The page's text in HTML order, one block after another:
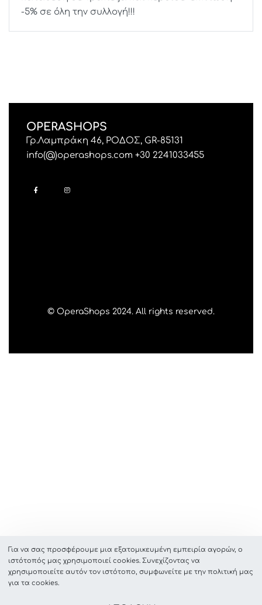
-5% σε όλη την συλλογή!!!
OPERASHOPS
Γρ.Λαμπράκη 46, ΡΟΔΟΣ, GR-85131
info(@)operashops.com +30 2241033455
© OperaShops 2024. All rights reserved.
Για να σας προσφέρουμε μια εξατομικευμένη εμπειρία αγορών, ο
ιστότοπός μας χρησιμοποιεί cookies. Συνεχίζοντας να
χρησιμοποιείτε αυτόν τον ιστότοπο, συμφωνείτε με την πολιτική μας
για τα cookies.